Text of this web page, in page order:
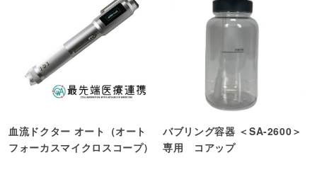
血流ドクター オート（オート
フォーカスマイクロスコープ）
バブリング容器 ＜SA-2600＞
専用 コアップ